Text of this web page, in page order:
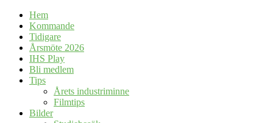
Hem
Kommande
Tidigare
Årsmöte 2026
IHS Play
Bli medlem
Tips
Årets industriminne
Filmtips
Bilder